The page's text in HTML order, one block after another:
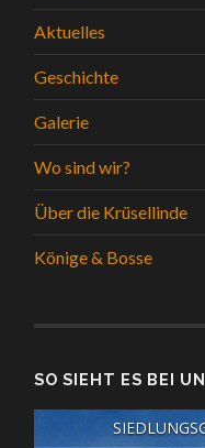
Aktuelles
Geschichte
Galerie
Wo sind wir?
Über die Krüsellinde
Könige & Bosse
SO SIEHT ES BEI